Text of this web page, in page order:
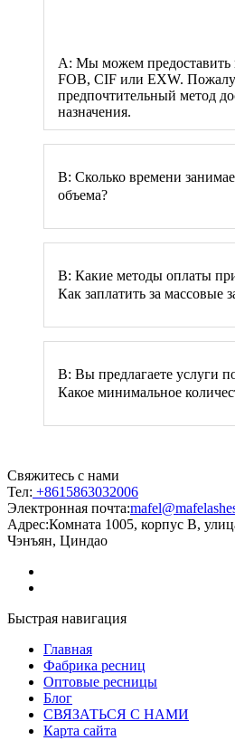
A: Мы можем предоставить
FOB, CIF или EXW.
предпочтительный метод
назначения.
В: Сколько времени
объема?
В: Какие методы оплаты
Как заплатить за массовые
В: Вы предлагаете услуги
Какое минимальное
Свяжитесь с нами
Тел: +8615863032006
Электронная почта:
Адрес:Комната 1005, корпус B,
Чэнъян, Циндао
Быстрая навигация
Главная
Фабрика ресниц
Оптовые ресницы
Блог
СВЯЗАТЬСЯ С НАМИ
Карта сайта